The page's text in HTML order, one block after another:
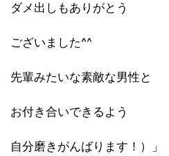
ダメ出しもありがとう
ございました^^
先輩みたいな素敵な男性と
お付き合いできるよう
自分磨きがんばります！）」